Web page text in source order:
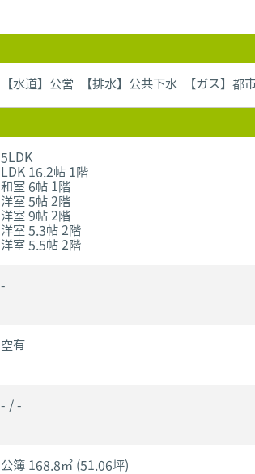
【水道】公営 【排水】公共下水 【ガス】都
5LDK
LDK 16.2帖 1階
和室 6帖 1階
洋室 5帖 2階
洋室 9帖 2階
洋室 5.3帖 2階
洋室 5.5帖 2階
-
空有
- / -
公簿 168.8㎡ (51.06坪)